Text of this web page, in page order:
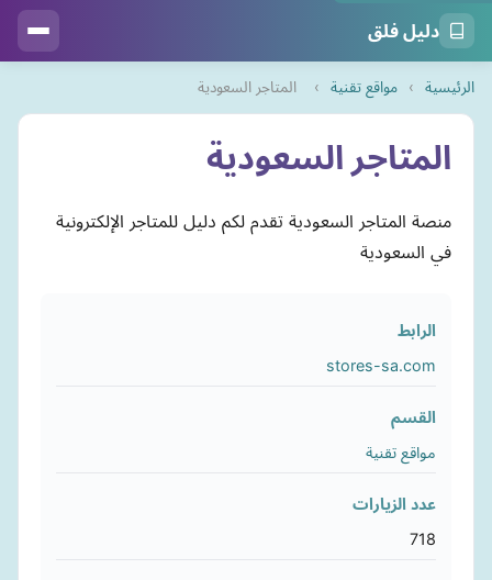
دليل فلق
الرئيسية › مواقع تقنية › المتاجر السعودية
المتاجر السعودية
منصة المتاجر السعودية تقدم لكم دليل للمتاجر الإلكترونية
في السعودية
الرابط
stores-sa.com
القسم
مواقع تقنية
عدد الزيارات
718